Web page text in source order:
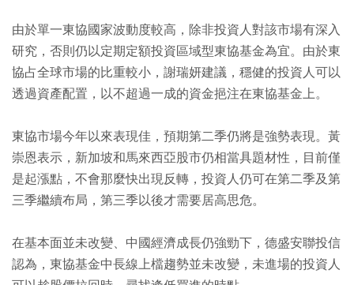
由於單一東協國家波動度較高，除非投資人對該市場有深入
研究，否則仍以定期定額投資區域型東協基金為宜。由於東
協占全球市場的比重較小，謝瑞妍建議，穩健的投資人可以
透過資產配置，以不超過一成的資金挹注在東協基金上。
東協市場今年以來表現佳，預期第二季仍將是強勢表現。黃
崇恩表示，新加坡和馬來西亞股市仍相當具題材性，目前僅
是起漲點，不會那麼快出現反轉，投資人仍可在第二季及第
三季繼續布局，第三季以後才需要居高思危。
在基本面並未改變、中國經濟成長仍強勁下，德盛安聯投信
認為，東協基金中長線上檔趨勢並未改變，未進場的投資人